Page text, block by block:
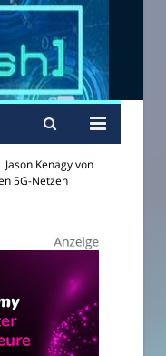
Jason Kenagy von
5G-Netzen